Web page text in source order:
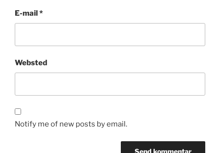
E-mail*
Websted
Notify me of new posts by email.